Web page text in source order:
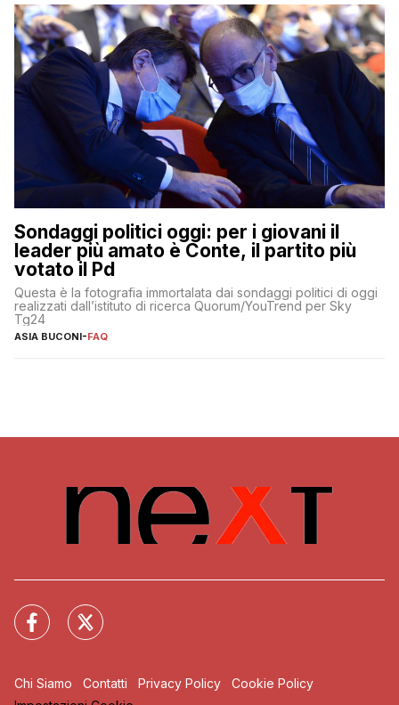
Sondaggi politici oggi: per i giovani il
leader più amato è Conte, il partito più
votato il Pd
Questa è la fotografia immortalata dai sondaggi politici di oggi
realizzati dall’istituto di ricerca Quorum/YouTrend per Sky
Tg24
ASIA BUCONI-FAQ
Chi Siamo Contatti Privacy Policy
Cookie Policy